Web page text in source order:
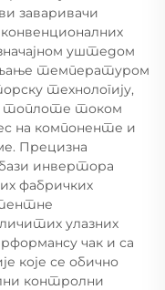
заваривачи
уштедом
температуром
технологију,
топлоте током
на компоненте и
Прецизна
инвертора
фабричких
улазних
чак и са
које се обично
контролни